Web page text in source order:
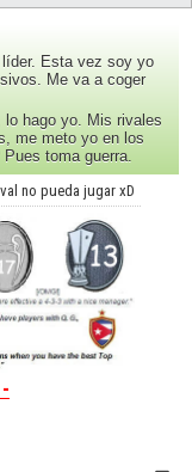
Esta vez soy yo
Me va a coger
lo hago yo. Mis rivales
me meto yo en los
toma guerra.
no pueda jugar xD